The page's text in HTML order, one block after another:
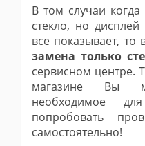
В том случаи
стекло, но
все показывает,
замена только
сервисном центре.
магазине Вы
необходимое
попробовать
самостоятельно!